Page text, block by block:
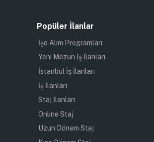
Popüler İlanlar
İşe Alım Programları
Yeni Mezun İş İlanları
İstanbul İş İlanları
İş İlanları
Staj İlanları
Online Staj
Uzun Dönem Staj